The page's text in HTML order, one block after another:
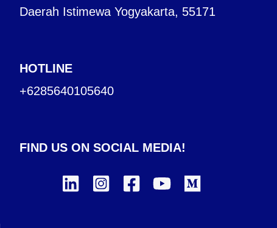
Daerah Istimewa Yogyakarta, 55171
HOTLINE
+6285640105640
FIND US ON SOCIAL MEDIA!